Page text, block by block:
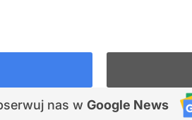
nas w Google News